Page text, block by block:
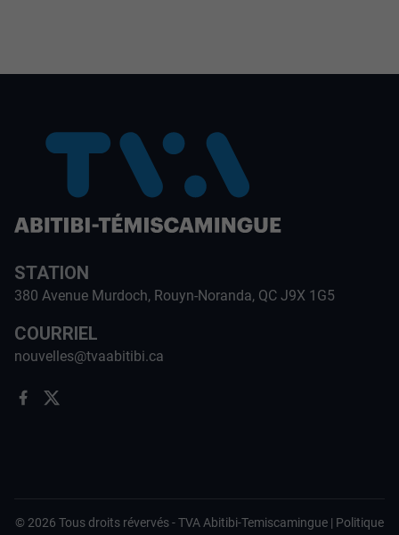
STATION
380 Avenue Murdoch, Rouyn-Noranda, QC J9X 1G5
COURRIEL
nouvelles@tvaabitibi.ca
© 2026 Tous droits révervés -TVA Abitibi-Temiscamingue | Politique